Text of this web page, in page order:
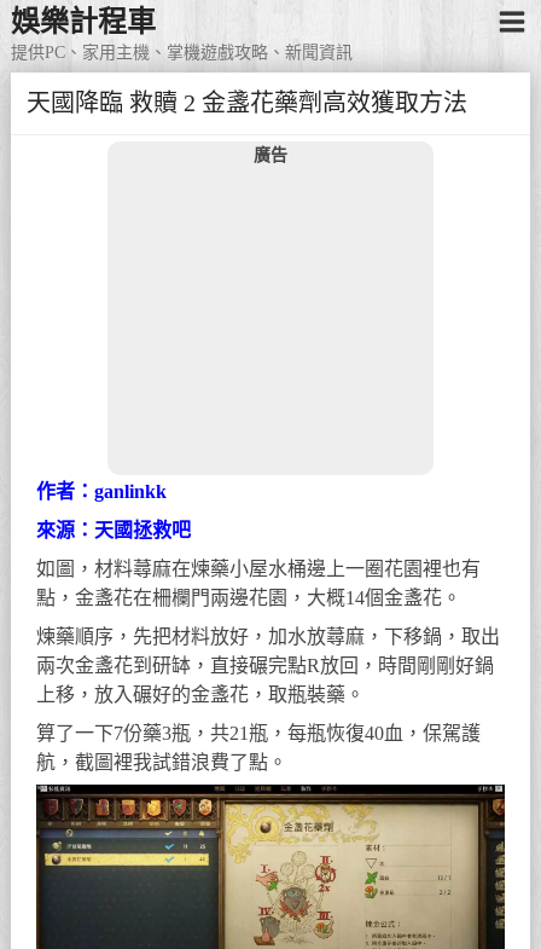
娛樂計程車
提供PC、家用主機、掌機遊戲攻略、新聞資訊
天國降臨 救贖 2 金盞花藥劑高效獲取方法
廣告
作者：ganlinkk
來源：天國拯救吧
如圖，材料蕁麻在煉藥小屋水桶邊上一圈花園裡也有
點，金盞花在柵欄門兩邊花園，大概14個金盞花。
煉藥順序，先把材料放好，加水放蕁麻，下移鍋，取出
兩次金盞花到研缽，直接碾完點R放回，時間剛剛好鍋
上移，放入碾好的金盞花，取瓶裝藥。
算了一下7份藥3瓶，共21瓶，每瓶恢復40血，保駕護
航，截圖裡我試錯浪費了點。